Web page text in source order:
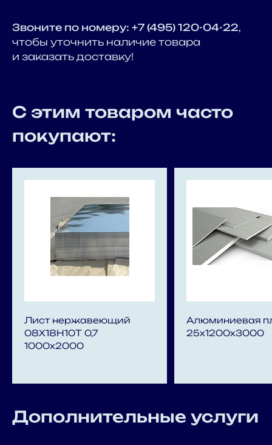
Звоните по номеру: +7 (495) 120-04-22,
чтобы уточнить наличие товара
и заказать доставку!
С этим товаром часто
покупают:
Лист нержавеющий
08Х18Н10Т 0,7
1000x2000
Алюминиевая
25х1200х3000
Дополнительные услуги